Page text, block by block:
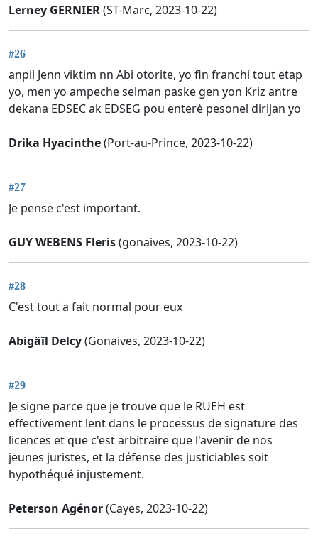
Lerney GERNIER(ST-Marc, 2023-10-22)
#26
anpil Jenn viktim nn Abi otorite, yo fin franchi tout etap
yo, men yo ampeche selman paske gen yon Kriz antre
dekana EDSEC ak EDSEG pou enterè pesonel dirijan yo
Drika Hyacinthe(Port-au-Prince, 2023-10-22)
#27
Je pense c'est important.
GUY WEBENS Fleris(gonaives, 2023-10-22)
#28
C'est tout a fait normal pour eux
Abigäïl Delcy(Gonaives, 2023-10-22)
#29
Je signe parce que je trouve que le RUEH est
effectivement lent dans le processus de signature des
licences et que c'est arbitraire que l'avenir de nos
jeunes juristes, et la défense des justiciables soit
hypothéqué injustement.
Peterson Agénor(Cayes, 2023-10-22)